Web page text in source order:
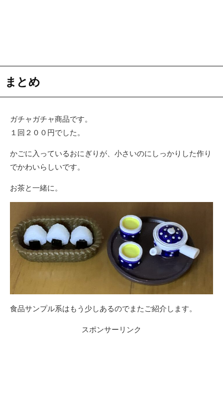
まとめ
ガチャガチャ商品です。
１回２００円でした。
かごに入っているおにぎりが、小さいのにしっかりした作り
でかわいらしいです。
お茶と一緒に。
食品サンプル系はもう少しあるのでまたご紹介します。
スポンサーリンク